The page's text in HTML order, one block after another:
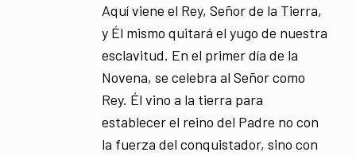
Aquí viene el Rey, Señor de la Tierra,
y Él mismo quitará el yugo de nuestra
esclavitud. En el primer día de la
Novena, se celebra al Señor como
Rey. Él vino a la tierra para
establecer el reino del Padre no con
la fuerza del conquistador, sino con